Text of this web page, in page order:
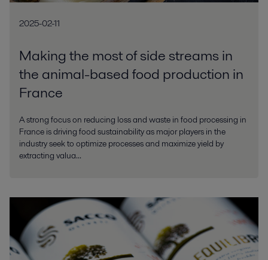
2025-02-11
Making the most of side streams in
the animal-based food production in
France
A strong focus on reducing loss and waste in food processing in
France is driving food sustainability as major players in the
industry seek to optimize processes and maximize yield by
extracting valua...